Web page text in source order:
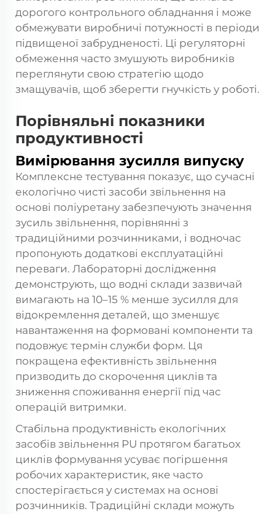
дорогого контрольного обладнання і може
обмежувати виробничі потужності в періоди
підвищеної забрудненості. Ці регуляторні
обмеження часто змушують виробників
переглянути свою стратегію щодо
змащувачів, щоб зберегти гнучкість у роботі.
Порівняльні показники
продуктивності
Вимірювання зусилля випуску
Комплексне тестування показує, що сучасні
екологічно чисті засоби звільнення на
основі поліуретану забезпечують значення
зусиль звільнення, порівнянні з
традиційними розчинниками, і водночас
пропонують додаткові експлуатаційні
переваги. Лабораторні дослідження
демонструють, що водні склади зазвичай
вимагають на 10–15 % менше зусилля для
відокремлення деталей, що зменшує
навантаження на формовані компоненти та
подовжує термін служби форм. Ця
покращена ефективність звільнення
призводить до скорочення циклів та
зниження споживання енергії під час
операцій витримки.
Стабільна продуктивність екологічних
засобів звільнення PU протягом багатьох
циклів формування усуває погіршення
робочих характеристик, яке часто
спостерігається у системах на основі
розчинників. Традиційні склади можуть